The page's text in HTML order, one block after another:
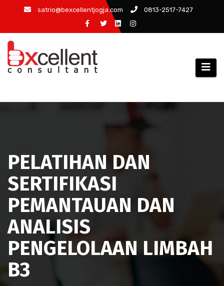
content
satrio@bexcellentjogja.com 0813-2517-7427
PELATIHAN DAN
SERTIFIKASI
PEMANTAUAN DAN
ANALISIS
PENGELOLAAN LIMBAH
B3